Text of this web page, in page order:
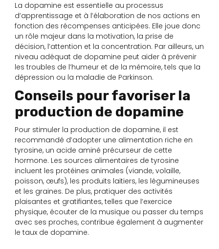
La dopamine est essentielle au processus
d’apprentissage et à l’élaboration de nos actions en
fonction des récompenses anticipées. Elle joue donc
un rôle majeur dans la motivation, la prise de
décision, l’attention et la concentration. Par ailleurs, un
niveau adéquat de dopamine peut aider à prévenir
les troubles de l’humeur et de la mémoire, tels que la
dépression ou la maladie de Parkinson.
Conseils pour favoriser la
production de dopamine
Pour stimuler la production de dopamine, il est
recommandé d’adopter une alimentation riche en
tyrosine, un acide aminé précurseur de cette
hormone. Les sources alimentaires de tyrosine
incluent les protéines animales (viande, volaille,
poisson, œufs), les produits laitiers, les légumineuses
et les graines. De plus, pratiquer des activités
plaisantes et gratifiantes, telles que l’exercice
physique, écouter de la musique ou passer du temps
avec ses proches, contribue également à augmenter
le taux de dopamine.